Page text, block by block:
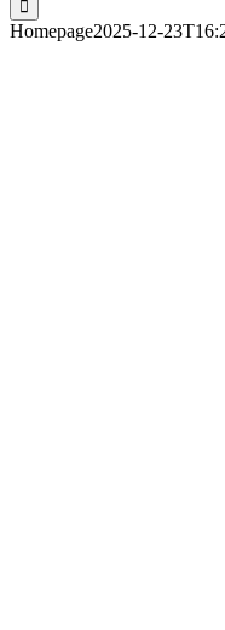
Homepage2025-12-